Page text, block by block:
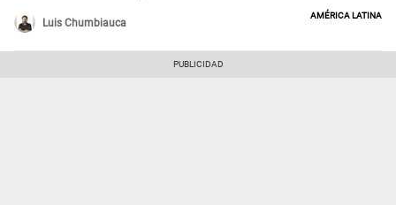
Luis Chumbiauca
América Latina